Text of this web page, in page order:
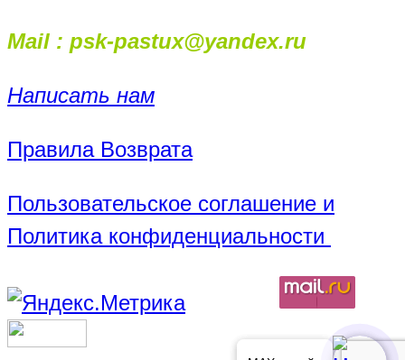
Mail : psk-pastux@yandex.ru
Написать нам
Правила Возврата
Пользовательское соглашение и
Политика конфиденциальности